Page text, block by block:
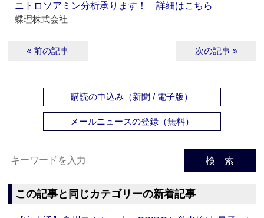
ニトロソアミン分析承ります！ 詳細はこちら
蝶理株式会社
« 前の記事 次の記事 »
購読の申込み（新聞 / 電子版）
メールニュースの登録（無料）
検 索
この記事と同じカテゴリーの新着記事